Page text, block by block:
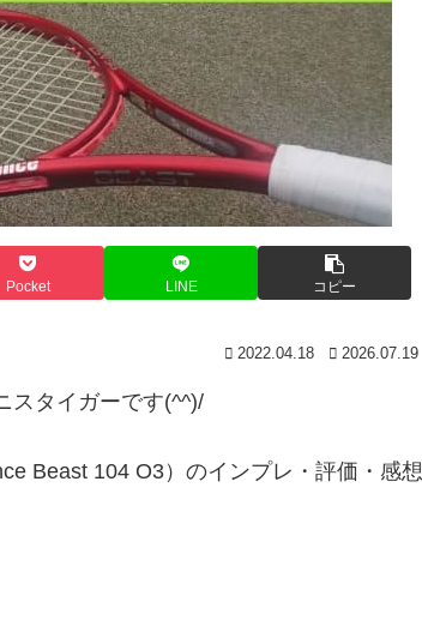
Pocket LINE コピー
2022.04.18 2026.07.19
スタイガーです(^^)/
Beast 104 O3）のインプレ・評価・感想